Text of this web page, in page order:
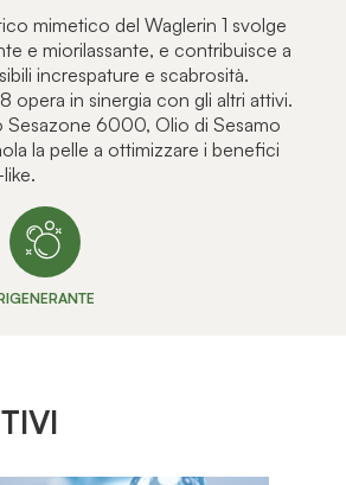
mimetico del Waglerin 1 svolge
e miorilassante, e contribuisce a
increspature e scabrosità.
opera in sinergia con gli altri attivi.
Sesazone 6000, Olio di Sesamo
la pelle a ottimizzare i benefici